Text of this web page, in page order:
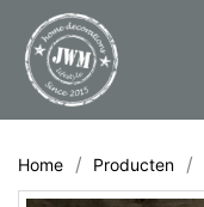
Home Producten